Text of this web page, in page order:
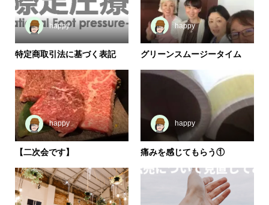
happy
特定商取引法に基づく表記
happy
グリーンスムージータイム
happy
【二次会です】
happy
痛みを感じてもらう①